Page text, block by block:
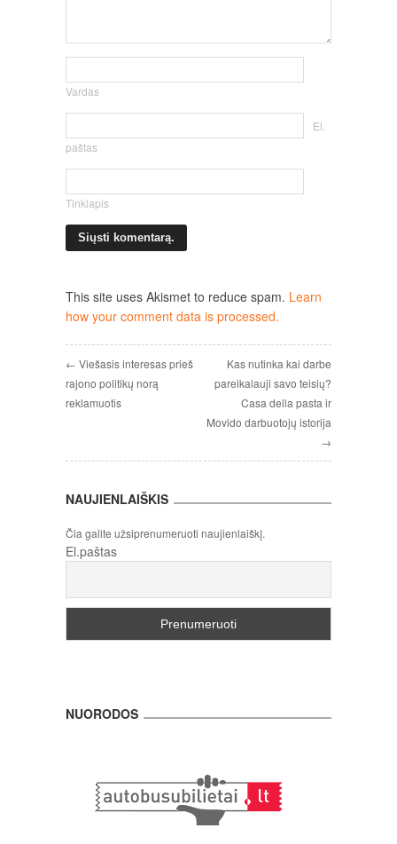
Vardas
El.
paštas
Tinklapis
This site uses Akismet to reduce spam. Learn
how your comment data is processed.
← Viešasis interesas prieš
rajono politikų norą
reklamuotis
Kas nutinka kai darbe
pareikalauji savo teisių?
Casa della pasta ir
Movido darbuotojų istorija
→
NAUJIENLAIŠKIS
Čia galite užsiprenumeruoti naujienlaiškį.
El.paštas
NUORODOS